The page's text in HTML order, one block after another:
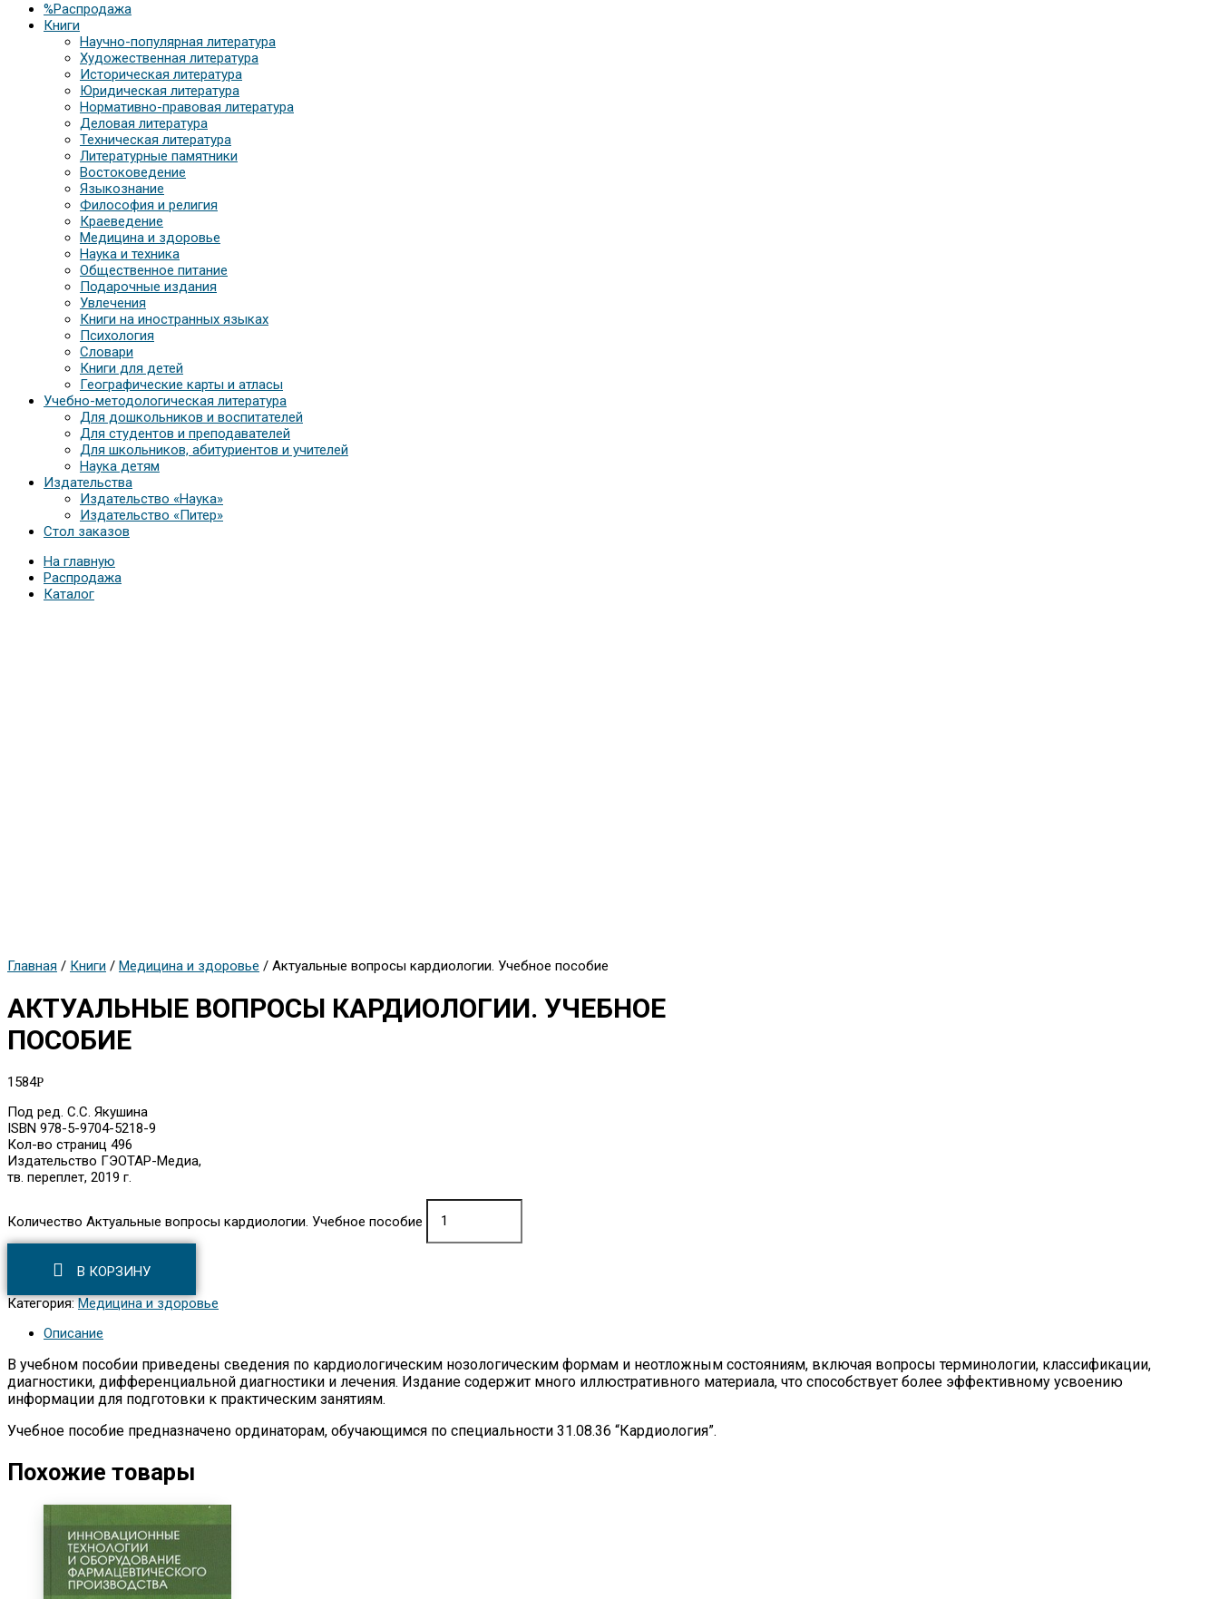
%Распродажа
Книги
Научно-популярная литература
Художественная литература
Историческая литература
Юридическая литература
Нормативно-правовая литература
Деловая литература
Техническая литература
Литературные памятники
Востоковедение
Языкознание
Философия и религия
Краеведение
Медицина и здоровье
Наука и техника
Общественное питание
Подарочные издания
Увлечения
Книги на иностранных языках
Психология
Словари
Книги для детей
Географические карты и атласы
Учебно-методологическая литература
Для дошкольников и воспитателей
Для студентов и преподавателей
Для школьников, абитуриентов и учителей
Наука детям
Издательства
Издательство «Наука»
Издательство «Питер»
Стол заказов
На главную
Распродажа
Каталог
Главная / Книги / Медицина и здоровье / Актуальные вопросы кардиологии. Учебное пособие
АКТУАЛЬНЫЕ ВОПРОСЫ КАРДИОЛОГИИ. УЧЕБНОЕ
ПОСОБИЕ
1584Р
Под ред. С.С. Якушина
ISBN 978-5-9704-5218-9
Кол-во страниц 496
Издательство ГЭОТАР-Медиа,
тв. переплет, 2019 г.
Количество Актуальные вопросы кардиологии. Учебное пособие
В КОРЗИНУ
Категория:Медицина и здоровье
Описание
В учебном пособии приведены сведения по кардиологическим нозологическим формам и неотложным состояниям, включая вопросы терминологии, классификации,
диагностики, дифференциальной диагностики и лечения. Издание содержит много иллюстративного материала, что способствует более эффективному усвоению
информации для подготовки к практическим занятиям.
Учебное пособие предназначено ординаторам, обучающимся по специальности 31.08.36 “Кардиология”.
Похожие товары